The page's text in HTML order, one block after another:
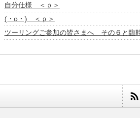
自分仕様 ＜ｐ＞
(・o・) ＜ｐ＞
ツーリングご参加の皆さまへ その６と臨